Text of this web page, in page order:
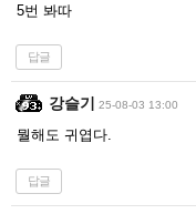
5번 봐따
답글
강슬기 25-08-03 13:00
뭘해도 귀엽다.
답글